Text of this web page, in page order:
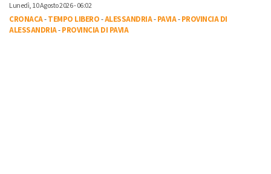
Lunedì, 10 Agosto 2026 - 06:02
CRONACA-TEMPO LIBERO-ALESSANDRIA-PAVIA-PROVINCIA DI
ALESSANDRIA-PROVINCIA DI PAVIA